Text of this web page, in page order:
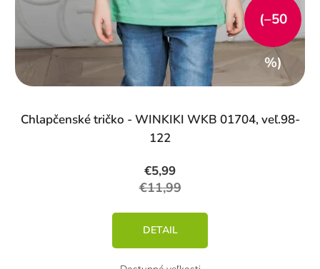
Chlapčenské tričko - WINKIKI WKB 01704, veľ.98-
122
€5,99
€11,99
(–50
%)
DETAIL